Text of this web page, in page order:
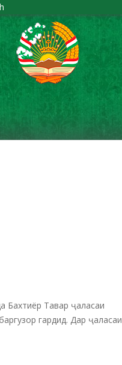
Бахтиёр Тавар ҷаласаи
гардид. Дар ҷаласаи